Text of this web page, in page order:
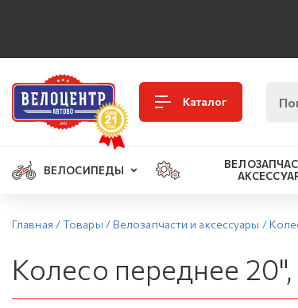
Каталог
ВЕЛОСИПЕДЫ
Главная /Товары / Велозапчасти и аксессуары /
Колесо переднее 20",